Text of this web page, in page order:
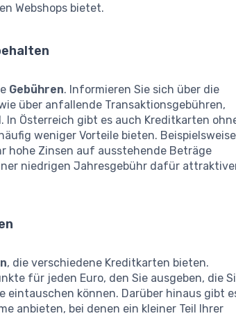
Webshops bietet.
Gebühren. Informieren Sie sich über die
über anfallende Transaktionsgebühren,
In Österreich gibt es auch Kreditkarten
weniger Vorteile bieten. Beispielsweise
hohe Zinsen auf ausstehende Beträge
niedrigen Jahresgebühr dafür
, die verschiedene Kreditkarten bieten.
für jeden Euro, den Sie ausgeben, die
eintauschen können. Darüber hinaus gibt
anbieten, bei denen ein kleiner Teil Ihrer